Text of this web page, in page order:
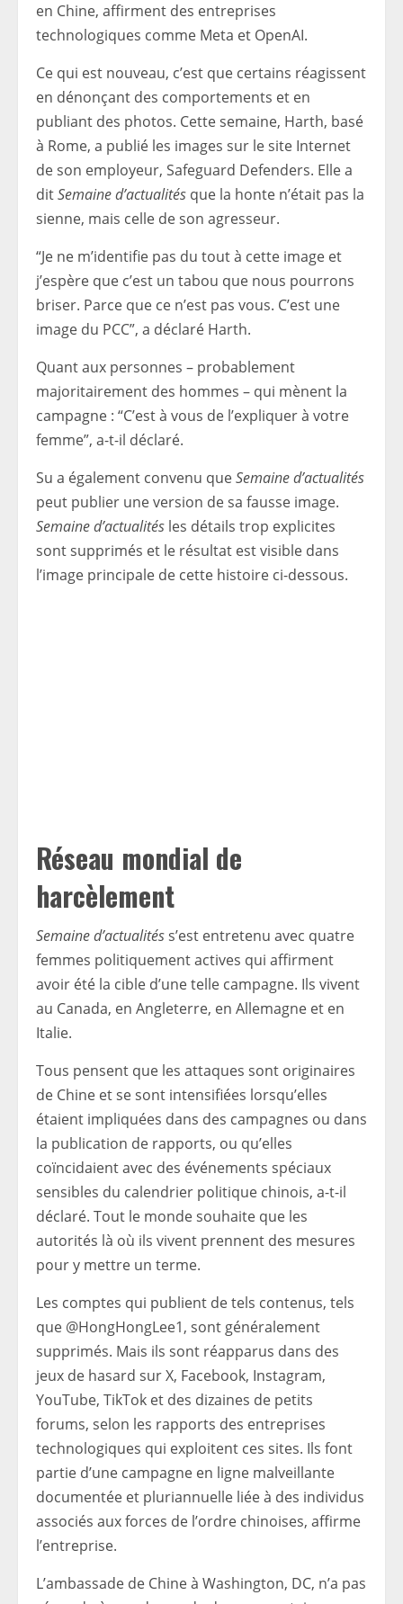
en Chine, affirment des entreprises
technologiques comme Meta et OpenAI.
Ce qui est nouveau, c’est que certains réagissent
en dénonçant des comportements et en
publiant des photos. Cette semaine, Harth, basé
à Rome, a publié les images sur le site Internet
de son employeur, Safeguard Defenders. Elle a
ditSemaine d’actualités que la honte n’était pas la
sienne, mais celle de son agresseur.
“Je ne m’identifie pas du tout à cette image et
j’espère que c’est un tabou que nous pourrons
briser. Parce que ce n’est pas vous. C’est une
image du PCC”, a déclaré Harth.
Quant aux personnes – probablement
majoritairement des hommes – qui mènent la
campagne : “C’est à vous de l’expliquer à votre
femme”, a-t-il déclaré.
Su a également convenu queSemaine d’actualités
peut publier une version de sa fausse image.
Semaine d’actualités les détails trop explicites
sont supprimés et le résultat est visible dans
l’image principale de cette histoire ci-dessous.
Réseau mondial de
harcèlement
Semaine d’actualitéss’est entretenu avec quatre
femmes politiquement actives qui affirment
avoir été la cible d’une telle campagne. Ils vivent
au Canada, en Angleterre, en Allemagne et en
Italie.
Tous pensent que les attaques sont originaires
de Chine et se sont intensifiées lorsqu’elles
étaient impliquées dans des campagnes ou dans
la publication de rapports, ou qu’elles
coïncidaient avec des événements spéciaux
sensibles du calendrier politique chinois, a-t-il
déclaré. Tout le monde souhaite que les
autorités là où ils vivent prennent des mesures
pour y mettre un terme.
Les comptes qui publient de tels contenus, tels
que @HongHongLee1, sont généralement
supprimés. Mais ils sont réapparus dans des
jeux de hasard sur X, Facebook, Instagram,
YouTube, TikTok et des dizaines de petits
forums, selon les rapports des entreprises
technologiques qui exploitent ces sites. Ils font
partie d’une campagne en ligne malveillante
documentée et pluriannuelle liée à des individus
associés aux forces de l’ordre chinoises, affirme
l’entreprise.
L’ambassade de Chine à Washington, DC, n’a pas